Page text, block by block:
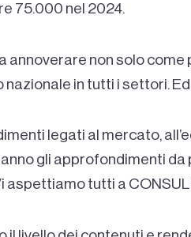
75.000 nel 2024.
annoverare non solo
in tutti i settori.
legati al mercato,
gli approfondimenti
aspettiamo tutti a